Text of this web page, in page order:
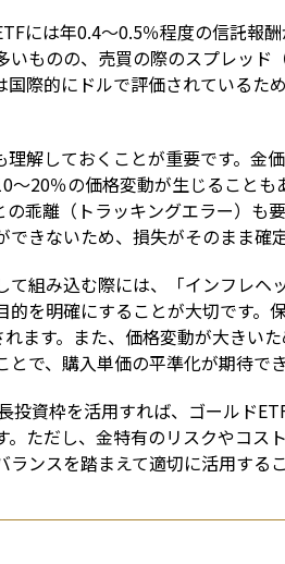
には年0.4〜0.5％程度の信託報
いものの、売買の際のスプレッ
際的にドルで評価されているた
理解しておくことが重要です。金
〜20％の価格変動が生じること
の乖離（トラッキングエラー）も
きないため、損失がそのまま確
て組み込む際には、「インフレ
的を明確にすることが大切です。
ます。また、価格変動が大きい
で、購入単価の平準化が期待でき
投資枠を活用すれば、ゴールド
。ただし、金特有のリスクやコス
ンスを踏まえて適切に活用する